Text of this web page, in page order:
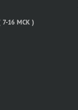
16 МСК )